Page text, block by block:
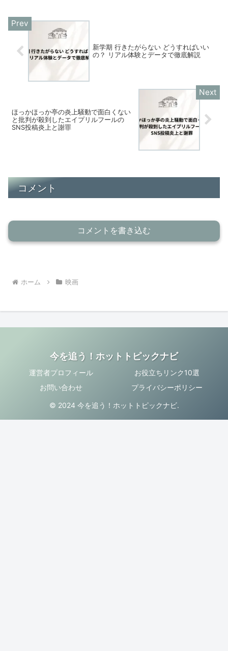
新学期 行きたがらない どうすればいい
の？ リアル体験とデータで徹底解説
ほっかほっか亭の炎上騒動で面白くない
と批判が殺到したエイプリルフールの
SNS投稿炎上と謝罪
コメント
コメントを書き込む
ホーム 映画
今を追う！ホットトピックナビ
運営者プロフィール
お役立ちリンク10選
お問い合わせ
プライバシーポリシー
© 2024 今を追う！ホットトピックナビ.